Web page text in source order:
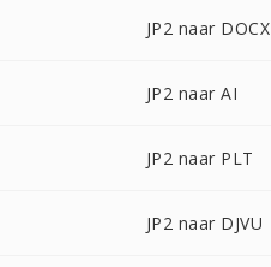
JP2 naar DOCX
JP2 naar AI
JP2 naar PLT
JP2 naar DJVU